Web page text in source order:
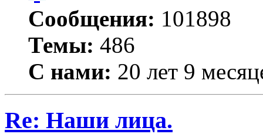
Сообщения: 101898
Темы: 486
С нами: 20 лет 9
Re: Наши лица.